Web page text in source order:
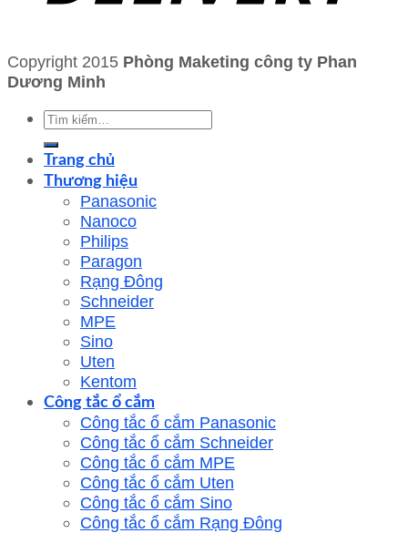
Copyright 2015 Phòng Maketing công ty Phan
Dương Minh
Tìm
Trang chủ
Thương hiệu
Panasonic
Nanoco
Philips
Paragon
Rạng Đông
Schneider
MPE
Sino
Uten
Kentom
Công tắc ổ cắm
Công tắc ổ cắm Panasonic
Công tắc ổ cắm Schneider
Công tắc ổ cắm MPE
Công tắc ổ cắm Uten
Công tắc ổ cắm Sino
Công tắc ổ cắm Rạng Đông